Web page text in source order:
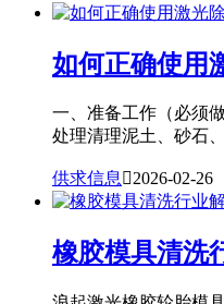
如何正确使用
一、准备工作（必须
处理清理泥土、砂石
供求信息2026-02-26
橡胶模具清洗